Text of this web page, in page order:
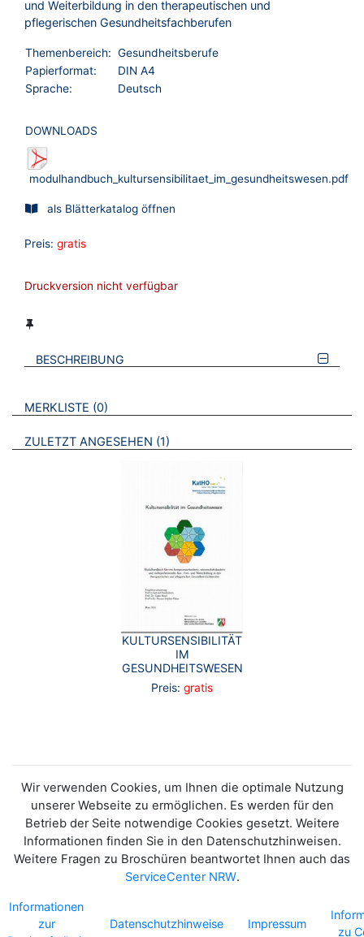
und Weiterbildung in den therapeutischen und
pflegerischen Gesundheitsfachberufen
Themenbereich: Gesundheitsberufe
Papierformat:
DIN A4
Sprache:
Deutsch
DOWNLOADS
modulhandbuch_kultursensibilitaet_im_gesundheitswesen.pdf
als Blätterkatalog öffnen
Preis: gratis
Druckversion nicht verfügbar
BESCHREIBUNG
VERWEISE AUF VERMERKTE- ODER ZULETZT ANGESEHENE
MERKLISTE 0 BROSCHÜREN
ZULETZT ANGESEHEN 1 BROSCHÜREN
KULTURSENSIBILITÄT
IM
GESUNDHEITSWESEN
Preis: gratis
Wir verwenden Cookies, um Ihnen die optimale Nutzung
unserer Webseite zu ermöglichen. Es werden für den
Betrieb der Seite notwendige Cookies gesetzt. Weitere
Informationen finden Sie in den Datenschutzhinweisen.
Weitere Fragen zu Broschüren beantwortet Ihnen auch das
ServiceCenter NRW.
Informationen
zur
Datenschutzhinweise Impressum
zu